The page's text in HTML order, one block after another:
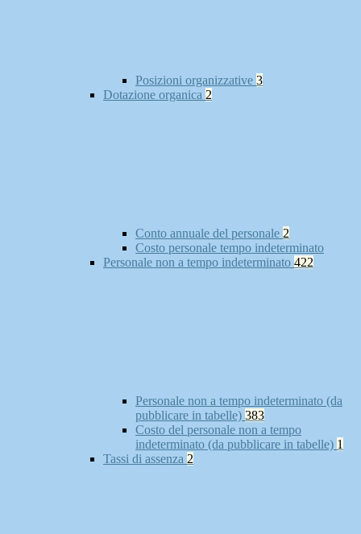
Posizioni organizzative 3
Dotazione organica 2
Conto annuale del personale 2
Costo personale tempo indeterminato
Personale non a tempo indeterminato 422
Personale non a tempo indeterminato (da
pubblicare in tabelle) 383
Costo del personale non a tempo
indeterminato (da pubblicare in tabelle) 1
Tassi di assenza 2